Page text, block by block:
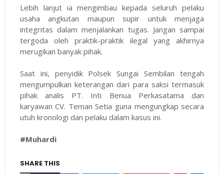
Lebih lanjut ia mengimbau kepada seluruh pelaku
usaha angkutan maupun supir untuk menjaga
integritas dalam menjalankan tugas. Jangan sampai
tergoda oleh praktik-praktik ilegal yang akhirnya
merugikan banyak pihak.
Saat ini, penyidik Polsek Sungai Sembilan tengah
mengumpulkan keterangan dari para saksi termasuk
pihak analis PT. Inti Benua Perkasatama dan
karyawan CV. Teman Setia guna mengungkap secara
utuh kronologi dan pelaku dalam kasus ini.
#Muhardi
SHARE THIS